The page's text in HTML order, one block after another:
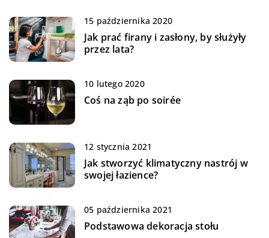
15 października 2020
Jak prać firany i zasłony, by służyły
przez lata?
10 lutego 2020
Coś na ząb po soirée
12 stycznia 2021
Jak stworzyć klimatyczny nastrój w
swojej łazience?
05 października 2021
Podstawowa dekoracja stołu